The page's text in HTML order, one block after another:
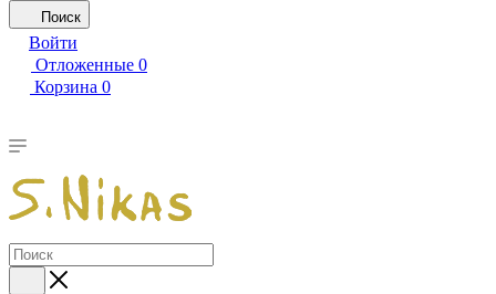
Поиск
Войти
Отложенные 0
Корзина 0